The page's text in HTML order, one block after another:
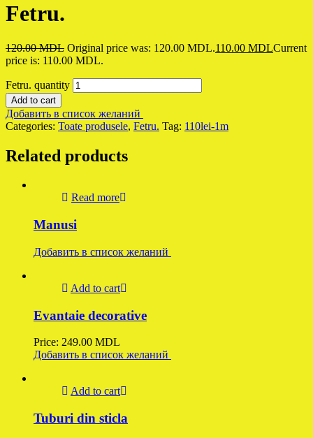
Fetru.
120.00MDL Original price was: 120.00 MDL.110.00 MDLCurrent
price is: 110.00 MDL.
Fetru. quantity
Add to cart
Добавить в список желаний
Categories: Toate produsele, Fetru. Tag: 110lei-1m
Related products
Read more
Manusi
Добавить в список желаний
Add to cart
Evantaie decorative
Price: 249.00 MDL
Добавить в список желаний
Add to cart
Tuburi din sticla